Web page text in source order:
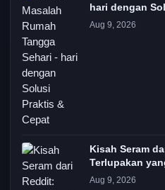
hari dengan
Aug 9, 2026
Kisah Seram
Terlupakan
Aug 9, 2026